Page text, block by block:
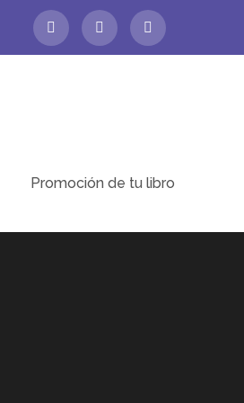
Promoción de tu libro